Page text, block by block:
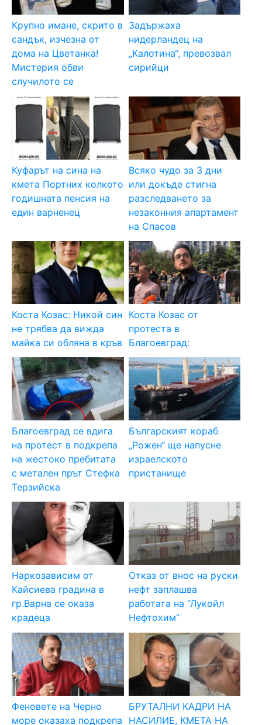
Крупно имане, скрито в
сандък, изчезна от
дома на Цветанка!
Мистерия обви
случилото се
Задържаха
нидерландец на
„Калотина“, превозвал
сирийци
Куфарът на сина на
кмета Портних колкото
годишната пенсия на
един варненец
Всяко чудо за 3 дни
или докъде стигна
разследването за
незаконния апартамент
на Спасов
Коста Козас: Никой син
не трябва да вижда
майка си обляна в кръв
Коста Козас от
протеста в
Благоевград:
Благоевград се вдига
на протест в подкрепа
на жестоко пребитата
с метален прът Стефка
Терзийска
Българският кораб
„Рожен“ ще напусне
израелското
пристанище
Наркозависим от
Кайсиева градина в
гр.Варна се оказа
крадеца
Отказ от внос на руски
нефт заплашва
работата на “Лукойл
Нефтохим”
Феновете на Черно
море оказаха подкрепа
БРУТАЛНИ КАДРИ НА
НАСИЛИЕ, КМЕТА НА